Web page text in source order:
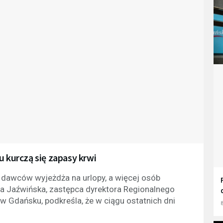
kurczą się zapasy krwi
wyjeżdża na urlopy, a więcej osób
Jaźwińska, zastępca dyrektora Regionalnego
Gdańsku, podkreśla, że w ciągu ostatnich dni